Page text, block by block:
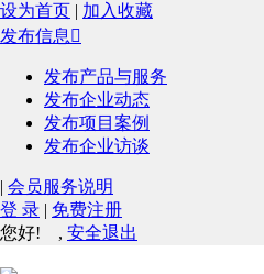
设为首页 | 加入收藏
发布信息 
发布产品与服务
发布企业动态
发布项目案例
发布企业访谈
| 会员服务说明
登 录 | 免费注册
您好!
, 安全退出